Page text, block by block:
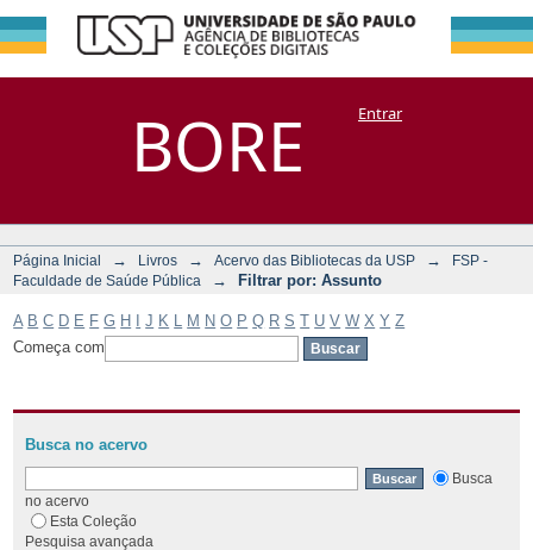
BORE
Filtrar por:
Assunto
DSpace/Manakin + CoriscoEntrar
Página Inicial → Livros → Acervo das Bibliotecas da USP →
FSP -
Faculdade de Saúde Pública
→ Filtrar por: Assunto
A B C D E F G H J K M N O P Q R S T U V W X Y Z
Começa com
Busca no acervo
Busca
no acervo
Esta Coleção
Pesquisa avançada